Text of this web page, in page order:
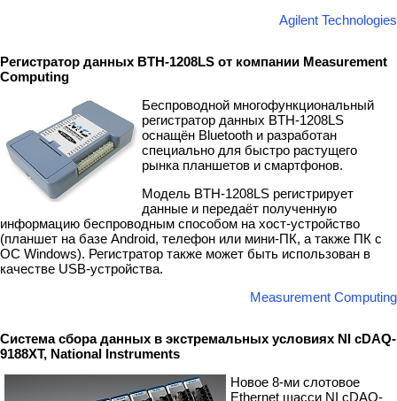
Agilent Technologies
Регистратор данных BTH-1208LS от компании Measurement
Computing
Беспроводной многофункциональный
регистратор данных BTH-1208LS
оснащён Bluetooth и разработан
специально для быстро растущего
рынка планшетов и смартфонов.
Модель BTH-1208LS регистрирует
данные и передаёт полученную
информацию беспроводным способом на хост-устройство
(планшет на базе Android, телефон или мини-ПК, а также ПК с
ОС Windows). Регистратор также может быть использован в
качестве USB-устройства.
Measurement Computing
Система сбора данных в экстремальных условиях NI cDAQ-
9188XT, National Instruments
Новое 8-ми слотовое
Ethernet шасси NI cDAQ-